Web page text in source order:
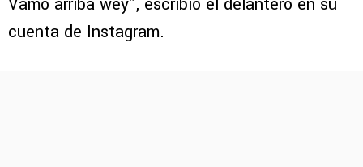
cuenta de Instagram.